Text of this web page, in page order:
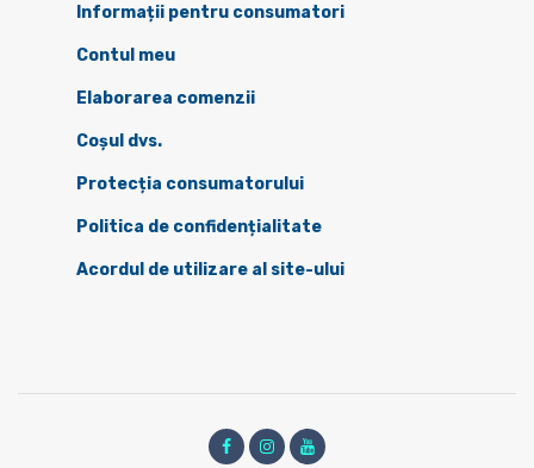
Informații pentru consumatori
Contul meu
Elaborarea comenzii
Coșul dvs.
Protecția consumatorului
Politica de confidențialitate
Acordul de utilizare al site-ului